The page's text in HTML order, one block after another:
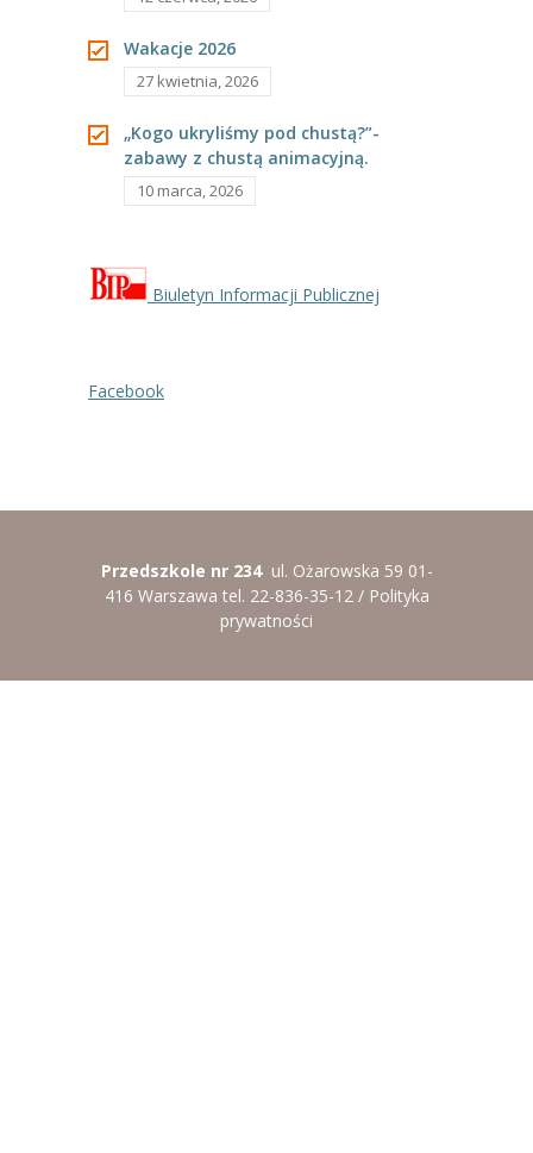
Wakacje 2026
27 kwietnia, 2026
„Kogo ukryliśmy pod chustą?”-
zabawy z chustą animacyjną.
10 marca, 2026
Biuletyn Informacji Publicznej
Facebook
Przedszkole nr 234 ul. Ożarowska 59 01-
416 Warszawa tel. 22-836-35-12 / Polityka
prywatności